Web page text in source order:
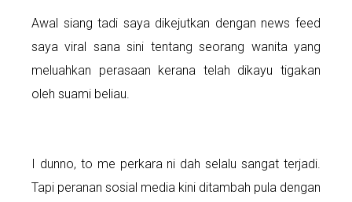
Awal siang tadi saya dikejutkan dengan news feed
saya viral sana sini tentang seorang wanita yang
meluahkan perasaan kerana telah dikayu tigakan
oleh suami beliau.
I dunno, to me perkara ni dah selalu sangat terjadi.
Tapi peranan sosial media kini ditambah pula dengan